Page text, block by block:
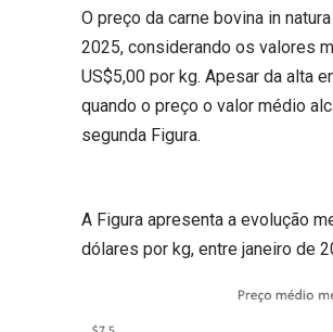
O preço da carne bovina in
2025, considerando os valores
US$5,00 por kg. Apesar da alta
quando o preço o valor médio
segunda Figura.
A Figura apresenta a evolução
dólares por kg, entre janeiro de